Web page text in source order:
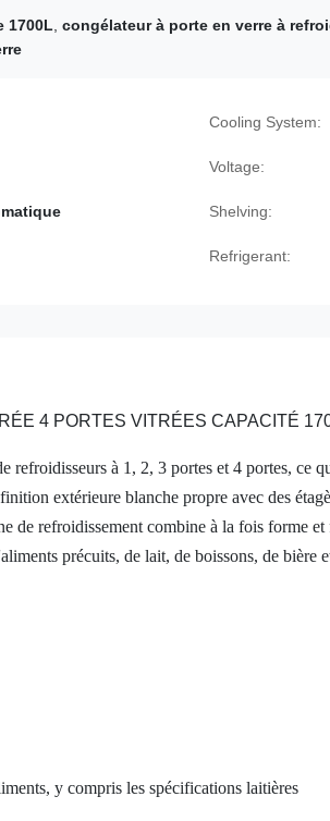
1700L congélateur à porte en verre à
Cooling System:
Voltage:
Shelving:
Refrigerant:
4 PORTES VITRÉES CAPACITÉ
refroidisseurs à 1, 2, 3 portes et 4 portes, ce
extérieure blanche propre avec des
de refroidissement combine à la fois forme
précuits, de lait, de boissons, de bière
y compris les spécifications laitières